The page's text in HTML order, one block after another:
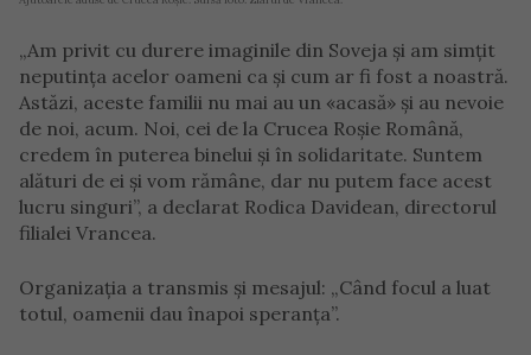
„Am privit cu durere imaginile din Soveja și am simțit
neputința acelor oameni ca și cum ar fi fost a noastră.
Astăzi, aceste familii nu mai au un «acasă» și au nevoie
de noi, acum. Noi, cei de la Crucea Roșie Română,
credem în puterea binelui și în solidaritate. Suntem
alături de ei și vom rămâne, dar nu putem face acest
lucru singuri”, a declarat Rodica Davidean, directorul
filialei Vrancea.
Organizația a transmis și mesajul: „Când focul a luat
totul, oamenii dau înapoi speranța”.